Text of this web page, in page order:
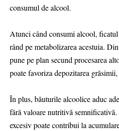
consumul de alcool.
Atunci când consumi alcool,
rând pe metabolizarea acestuia.
pune pe plan secund procesarea
poate favoriza depozitarea
În plus, băuturile alcoolice aduc
fără valoare nutritivă
excesiv poate contribui la